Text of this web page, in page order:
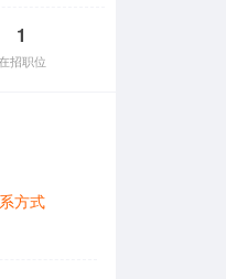
1
招职位
方式